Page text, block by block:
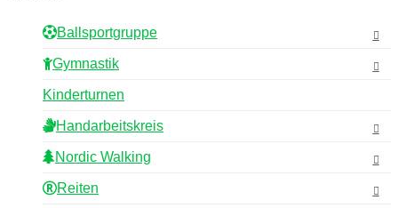
Ballsportgruppe
Gymnastik
Kinderturnen
Handarbeitskreis
Nordic Walking
Reiten